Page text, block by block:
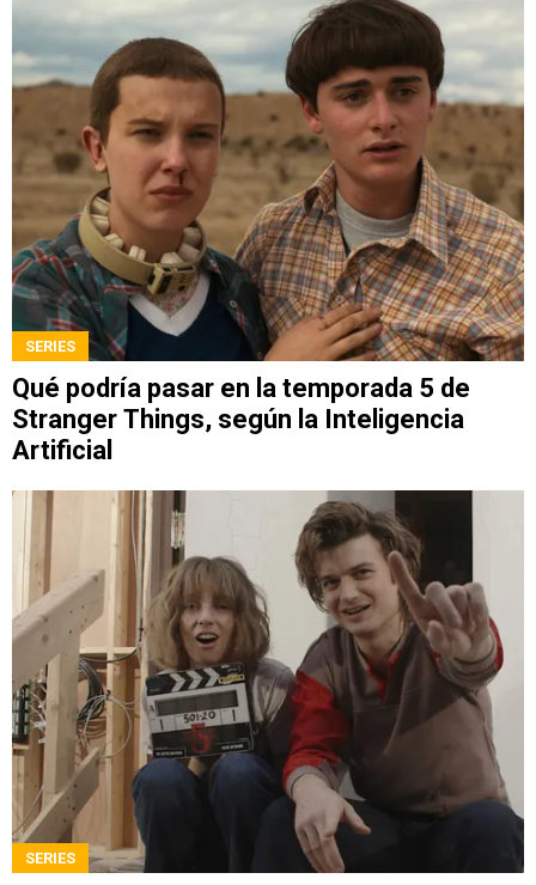
SERIES
Qué podría pasar en la temporada 5 de
Stranger Things, según la Inteligencia
Artificial
SERIES